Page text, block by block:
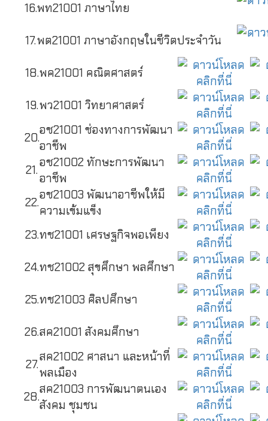
16.พท21001 ภาษาไทย
17.พต21001 ภาษาอังกฤษในชีวิตประจำวัน
18.พค21001 คณิตศาสตร์
19.พว21001 วิทยาศาสตร์
20.
อช21001 ช่องทางการพัฒนา
อาชีพ
21.
อช21002 ทักษะการพัฒนา
อาชีพ
22.
อช21003 พัฒนาอาชีพให้มี
ความเข้มแข็ง
23.ทช21001 เศรษฐกิจพอเพียง
24.ทช21002 สุขศึกษา พลศึกษา
25.ทช21003 ศิลปศึกษา
26.สค21001 สังคมศึกษา
27.
สค21002 ศาสนา และหน้าที่
พลเมือง
28.
สค21003 การพัฒนาตนเอง
สังคม ชุมชน